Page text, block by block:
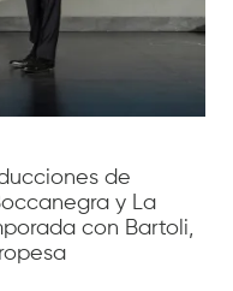
de
y La
con Bartoli,